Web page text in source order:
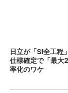
日立が「SI全工程
仕様確定で「最大
率化のワケ